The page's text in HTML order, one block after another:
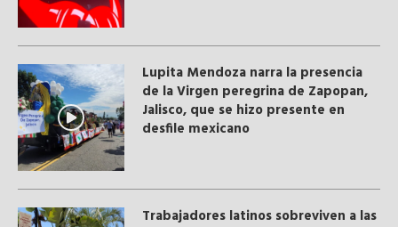
Lupita Mendoza narra la presencia
de la Virgen peregrina de Zapopan,
Jalisco, que se hizo presente en
desfile mexicano
Trabajadores latinos sobreviven a las